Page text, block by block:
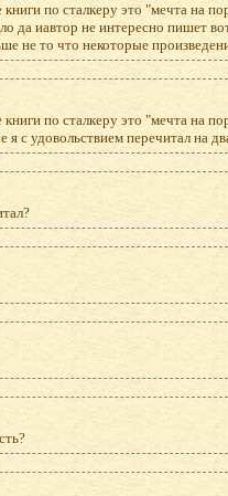
по сталкеру это "мечта на
да иавтор не интересно пишет
не то что некоторые
по сталкеру это "мечта на
я с удовольствием перечитал на